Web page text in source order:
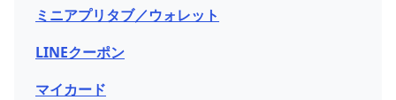
ミニアプリタブ／ウォレット
LINEクーポン
マイカード